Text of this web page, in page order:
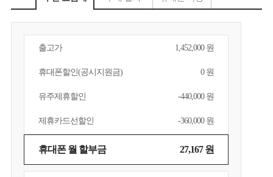
출고가 1,452,000 원
휴대폰할인(공시지원금) 0 원
유주제휴할인 -440,000 원
제휴카드선할인 -360,000 원
휴대폰 월 할부금 27,167 원